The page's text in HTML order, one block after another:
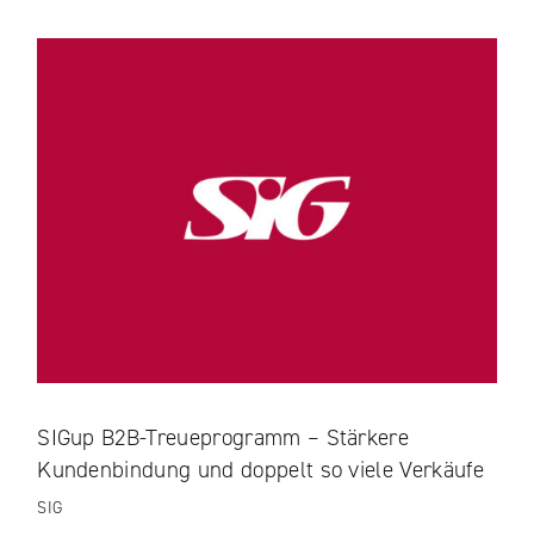
SIGup B2B-Treueprogramm – Stärkere
Kundenbindung und doppelt so viele Verkäufe
SIG